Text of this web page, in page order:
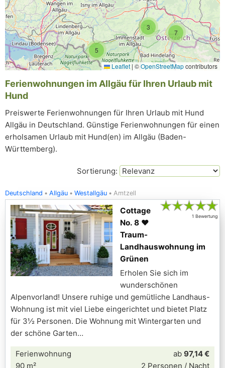
5
3
7
Leaflet | ©OpenStreetMapcontributors
Ferienwohnungen im Allgäu für Ihren Urlaub mit
Hund
Preiswerte Ferienwohnungen für Ihren Urlaub mit Hund
Allgäu in Deutschland. Günstige Ferienwohnungen für einen
erholsamen Urlaub mit Hund(en) im Allgäu (Baden-
Württemberg).
Sortierung:
Deutschland Allgäu Westallgäu Amtzell
★★★★★
1 Bewertung
Cottage
No. 8 ♥
Traum-
Landhauswohnung im
Grünen
Erholen Sie sich im
wunderschönen
Alpenvorland! Unsere ruhige und gemütliche Landhaus-
Wohnung ist mit viel Liebe eingerichtet und bietet Platz
für 3½ Personen. Die Wohnung mit Wintergarten und
der schöne Garten
Ferienwohnung
90 m²
ab 97,14 €
2 Personen / Nacht